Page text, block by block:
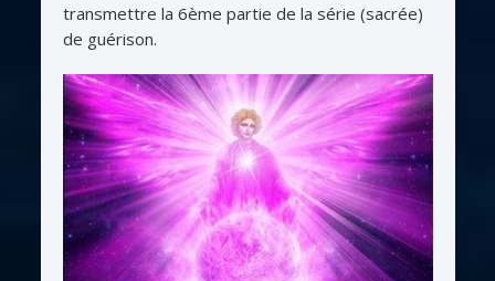
transmettre la 6ème partie de la série (sacrée)
de guérison.